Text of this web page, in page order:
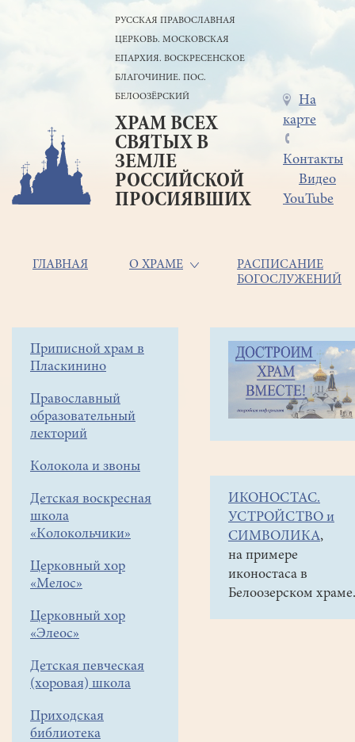
РУССКАЯ ПРАВОСЛАВНАЯ
ЦЕРКОВЬ. МОСКОВСКАЯ
ЕПАРХИЯ. ВОСКРЕСЕНСКОЕ
БЛАГОЧИНИЕ. ПОС.
БЕЛООЗЁРСКИЙ
ХРАМ ВСЕХ
СВЯТЫХ В
ЗЕМЛЕ
РОССИЙСКОЙ
ПРОСИЯВШИХ
Меню
в
шапке
На
карте
Контакты
Видео
YouTube
Основная
ГЛАВНАЯ О ХРАМЕ
РАСПИСАНИЕ
БОГОСЛУЖЕНИЙ
Боковое
меню
Приписной храм в
Пласкинино
Православный
образовательный
лекторий
Колокола и звоны
Детская воскресная
школа
«Колокольчики»
Церковный хор
«Мелос»
Церковный хор
«Элеос»
Детская певческая
(хоровая) школа
Приходская
библиотека
Строка
навигации
Объявления
Освященные
приобрести
лавке
около
храма.
Лавка
ИКОНОСТАС.
УСТРОЙСТВО и
СИМВОЛИКА,
на примере
иконостаса в
Белоозерском храме.